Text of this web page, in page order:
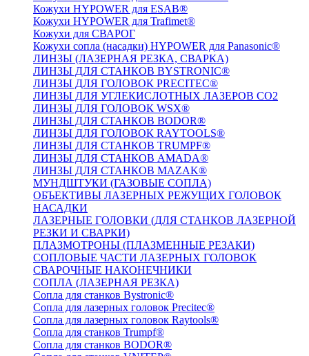
Кожухи HYPOWER для ESAB®
Кожухи HYPOWER для Trafimet®
Кожухи для СВАРОГ
Кожухи сопла (насадки) HYPOWER для Panasonic®
ЛИНЗЫ (ЛАЗЕРНАЯ РЕЗКА, СВАРКА)
ЛИНЗЫ ДЛЯ СТАНКОВ BYSTRONIC®
ЛИНЗЫ ДЛЯ ГОЛОВОК PRECITEC®
ЛИНЗЫ ДЛЯ УГЛЕКИСЛОТНЫХ ЛАЗЕРОВ CO2
ЛИНЗЫ ДЛЯ ГОЛОВОК WSX®
ЛИНЗЫ ДЛЯ СТАНКОВ BODOR®
ЛИНЗЫ ДЛЯ ГОЛОВОК RAYTOOLS®
ЛИНЗЫ ДЛЯ СТАНКОВ TRUMPF®
ЛИНЗЫ ДЛЯ СТАНКОВ AMADA®
ЛИНЗЫ ДЛЯ СТАНКОВ MAZAK®
МУНДШТУКИ (ГАЗОВЫЕ СОПЛА)
ОБЪЕКТИВЫ ЛАЗЕРНЫХ РЕЖУЩИХ ГОЛОВОК
НАСАДКИ
ЛАЗЕРНЫЕ ГОЛОВКИ (ДЛЯ СТАНКОВ ЛАЗЕРНОЙ
РЕЗКИ И СВАРКИ)
ПЛАЗМОТРОНЫ (ПЛАЗМЕННЫЕ РЕЗАКИ)
СОПЛОВЫЕ ЧАСТИ ЛАЗЕРНЫХ ГОЛОВОК
СВАРОЧНЫЕ НАКОНЕЧНИКИ
СОПЛА (ЛАЗЕРНАЯ РЕЗКА)
Сопла для станков Bystronic®
Сопла для лазерных головок Precitec®
Сопла для лазерных головок Raytools®
Сопла для станков Trumpf®
Сопла для станков BODOR®